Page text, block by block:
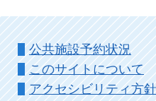
公共施設予約状況
このサイトについて
アクセシビリティ方針